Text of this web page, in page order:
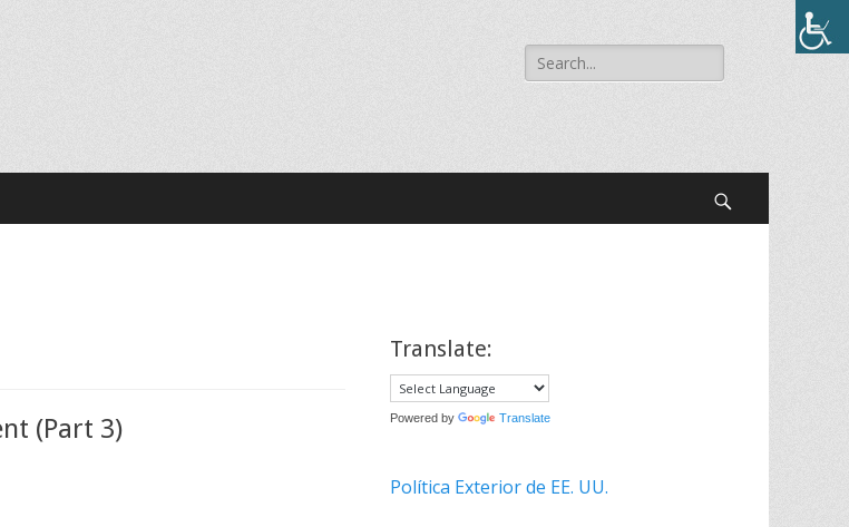
Buscar:
(Part 3)
Translate:
Powered by Translate
Política Exterior de EE. UU.